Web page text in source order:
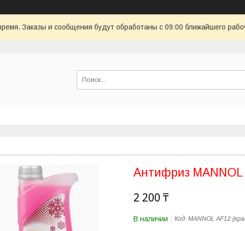
Заказы и сообщения будут обработаны с 09:00 ближайшего
Антифриз
2 200 ₸
В наличии Код: MANNOL AF12